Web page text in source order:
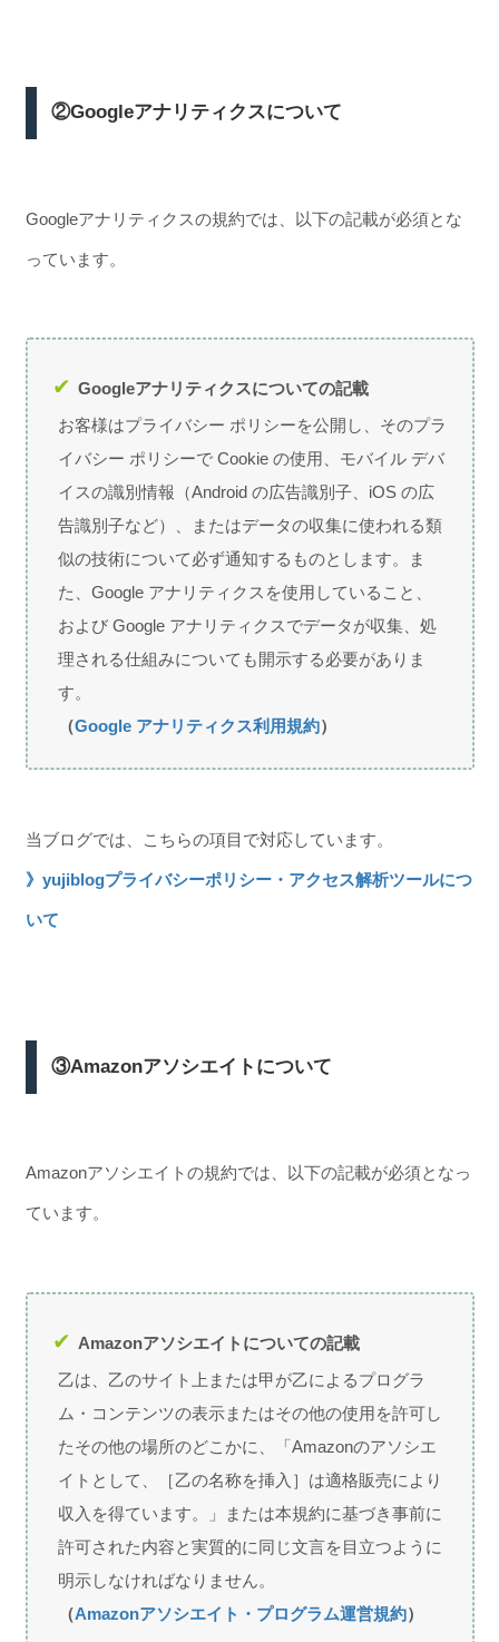
②Googleアナリティクスについて
Googleアナリティクスの規約では、以下の記載が必須とな
っています。
Googleアナリティクスについての記載
お客様はプライバシー ポリシーを公開し、そのプラ
イバシー ポリシーで Cookie の使用、モバイル デバ
イスの識別情報（Android の広告識別子、iOS の広
告識別子など）、またはデータの収集に使われる類
似の技術について必ず通知するものとします。ま
た、Google アナリティクスを使用していること、
および Google アナリティクスでデータが収集、処
理される仕組みについても開示する必要がありま
す。
（Google アナリティクス利用規約）
当ブログでは、こちらの項目で対応しています。
》yujiblogプライバシーポリシー・アクセス解析ツールにつ
いて
③Amazonアソシエイトについて
Amazonアソシエイトの規約では、以下の記載が必須となっ
ています。
Amazonアソシエイトについての記載
乙は、乙のサイト上または甲が乙によるプログラ
ム・コンテンツの表示またはその他の使用を許可し
たその他の場所のどこかに、「Amazonのアソシエ
イトとして、［乙の名称を挿入］は適格販売により
収入を得ています。」または本規約に基づき事前に
許可された内容と実質的に同じ文言を目立つように
明示しなければなりません。
（Amazonアソシエイト・プログラム運営規約）